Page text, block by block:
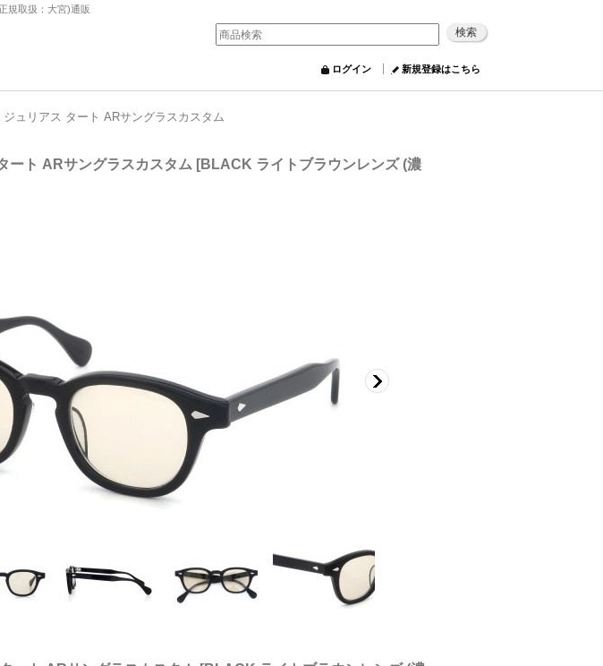
規取扱：大宮)通販
ログイン 新規登録はこちら
ュリアス タート ARサングラスカスタム
ート ARサングラスカスタム [BLACK ライトブラウンレンズ (濃